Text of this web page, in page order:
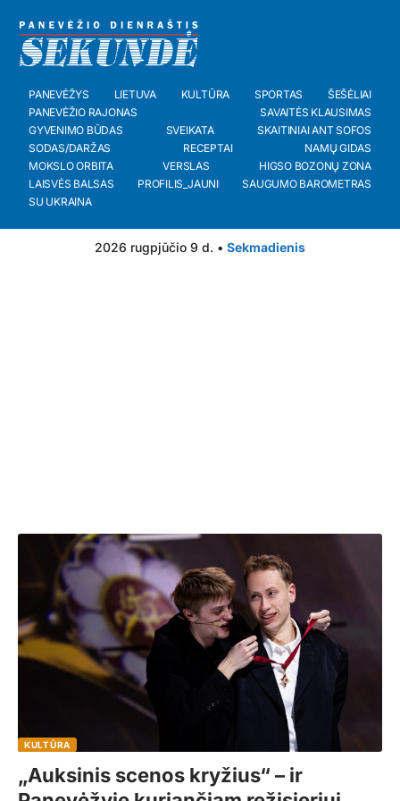
PANEVĖŽYS LIETUVA KULTŪRA SPORTAS
ŠEŠĖLIAI
PANEVĖŽIO RAJONAS
SAVAITĖS KLAUSIMAS
GYVENIMO BŪDAS
SVEIKATA
SKAITINIAI ANT SOFOS
SODAS/DARŽAS
RECEPTAI
NAMŲ GIDAS
MOKSLO ORBITA
VERSLAS
HIGSO BOZONŲ ZONA
LAISVĖS BALSAS
PROFILIS_JAUNI
SAUGUMO BAROMETRAS
SU UKRAINA
2026 rugpjūčio 9 d. • Sekmadienis
KULTŪRA
„Auksinis scenos kryžius“ – ir